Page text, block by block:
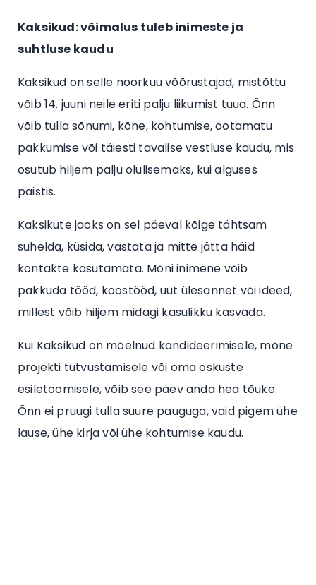
Kaksikud: võimalus tuleb inimeste ja
suhtluse kaudu
Kaksikud on selle noorkuu võõrustajad, mistõttu
võib 14. juuni neile eriti palju liikumist tuua. Õnn
võib tulla sõnumi, kõne, kohtumise, ootamatu
pakkumise või täiesti tavalise vestluse kaudu, mis
osutub hiljem palju olulisemaks, kui alguses
paistis.
Kaksikute jaoks on sel päeval kõige tähtsam
suhelda, küsida, vastata ja mitte jätta häid
kontakte kasutamata. Mõni inimene võib
pakkuda tööd, koostööd, uut ülesannet või ideed,
millest võib hiljem midagi kasulikku kasvada.
Kui Kaksikud on mõelnud kandideerimisele, mõne
projekti tutvustamisele või oma oskuste
esiletoomisele, võib see päev anda hea tõuke.
Õnn ei pruugi tulla suure pauguga, vaid pigem ühe
lause, ühe kirja või ühe kohtumise kaudu.